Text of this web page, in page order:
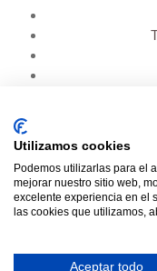
Utilizamos cookies
Podemos utilizarlas para el
mejorar nuestro sitio web,
excelente experiencia en el
las cookies que utilizamos,
Aceptar todo